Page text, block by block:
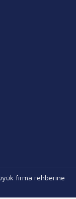
firma rehberine